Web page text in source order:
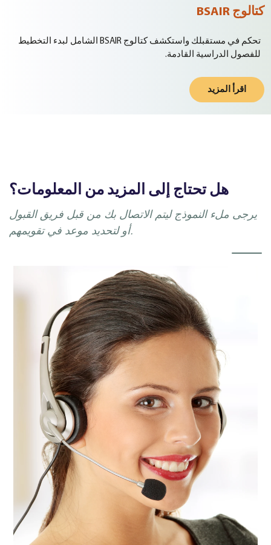
كتالوج BSAIR
تحكم في مستقبلك واستكشف كتالوج BSAIR الشامل لبدء التخطيط
للفصول الدراسية القادمة.
اقرأ المزيد
هل تحتاج إلى المزيد من المعلومات؟
يرجى ملء النموذج ليتم الاتصال بك من قبل فريق القبول
أو لتحديد موعد في تقويمهم.